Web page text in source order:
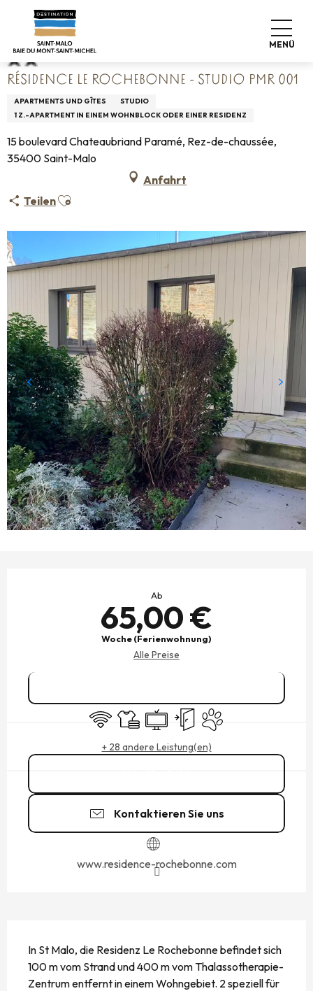
contenu
principal
MENÜ
Startseite Résidence Le Rochebonne - Studio PMR 001
RÉSIDENCE LE ROCHEBONNE - STUDIO PMR 001
APARTMENTS UND GÎTES
STUDIO
1 Z.-APARTMENT IN EINEM WOHNBLOCK ODER EINER RESIDENZ
15 boulevard Chateaubriand Paramé, Rez-de-chaussée,
35400 Saint-Malo
Anfahrt
TeilenAjouter aux favoris
Ab
65,00 €
Woche (Ferienwohnung)
Alle Preise
Wi-Fi Bettwäsche und Laken
FernsehenUnabhängiger Eingang
Tiere erlaubt
+ 28 andere Leistung(en)
Kontaktieren Sie uns
www.residence-rochebonne.com
In St Malo, die Residenz Le Rochebonne befindet sich
100 m vom Strand und 400 m vom Thalassotherapie-
Zentrum entfernt in einem Wohngebiet. 2 speziell für